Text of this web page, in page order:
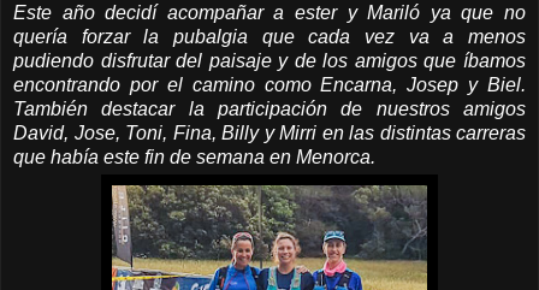
Este año decidí acompañar a ester y Mariló ya que no
quería forzar la pubalgia que cada vez va a menos
pudiendo disfrutar del paisaje y de los amigos que íbamos
encontrando por el camino como Encarna, Josep y Biel.
También destacar la participación de nuestros amigos
David, Jose, Toni, Fina, Billy y Mirri en las distintas carreras
que había este fin de semana en Menorca.